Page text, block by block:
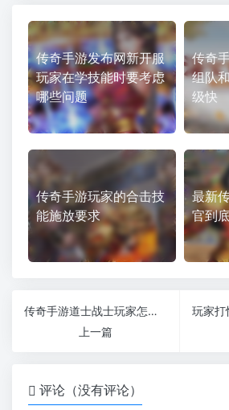
传奇手游发布网新开服
玩家在学技能时要考虑
哪些问题
传奇
组队
级快
传奇手游玩家的合击技
能施放要求
最新
官到
传奇手游道士战士玩家怎么练级快（传奇手游战士带道士练级）
上一篇
评论（没有评论）